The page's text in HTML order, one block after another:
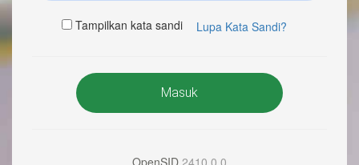
Tampilkan kata sandi Lupa Kata Sandi?
Masuk